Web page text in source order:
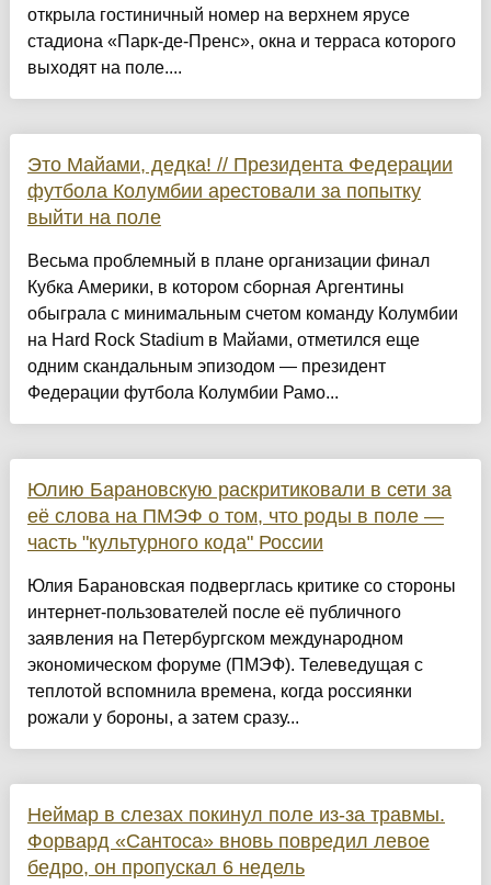
открыла гостиничный номер на верхнем ярусе
стадиона «Парк-де-Пренс», окна и терраса которого
выходят на поле....
Это Майами, дедка! // Президента Федерации
футбола Колумбии арестовали за попытку
выйти на поле
Весьма проблемный в плане организации финал
Кубка Америки, в котором сборная Аргентины
обыграла с минимальным счетом команду Колумбии
на Hard Rock Stadium в Майами, отметился еще
одним скандальным эпизодом — президент
Федерации футбола Колумбии Рамо...
Юлию Барановскую раскритиковали в сети за
её слова на ПМЭФ о том, что роды в поле —
часть "культурного кода" России
Юлия Барановская подверглась критике со стороны
интернет-пользователей после её публичного
заявления на Петербургском международном
экономическом форуме (ПМЭФ). Телеведущая с
теплотой вспомнила времена, когда россиянки
рожали у бороны, а затем сразу...
Неймар в слезах покинул поле из-за травмы.
Форвард «Сантоса» вновь повредил левое
бедро, он пропускал 6 недель